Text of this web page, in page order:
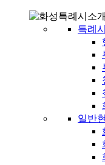
특례
일반